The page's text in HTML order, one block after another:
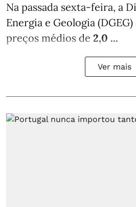
Na passada sexta-feira, a
Energia e Geologia
preços médios de 2,0 ...
Ver mais